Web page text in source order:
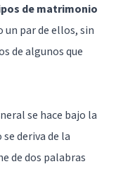
de matrimonio
un par de ellos, sin
de algunos que
se hace bajo la
deriva de la
de dos palabras